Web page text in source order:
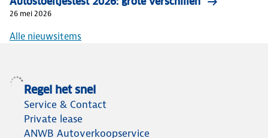
26 mei 2026
Alle nieuwsitems
Regel het snel
Service & Contact
Private lease
ANWB Autoverkoopservice